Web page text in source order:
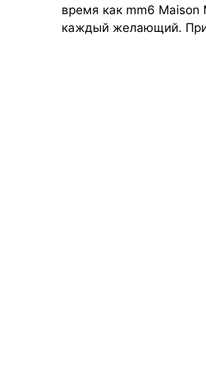
время как mm6 Maison
каждый желающий. При